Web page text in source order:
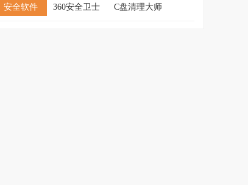
安全软件 360安全卫士 C盘清理大师